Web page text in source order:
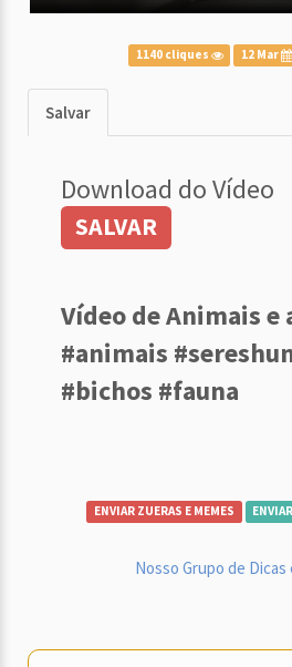
1140 cliques 12 Mar
Salvar
Download do Vídeo
SALVAR
Vídeo de Animais e
#animais
#bichos #fauna
ENVIAR ZUERAS E MEMES
Nosso Grupo de